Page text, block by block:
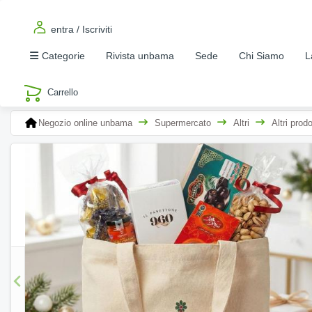
entra / Iscriviti
Categorie Rivista unbama Sede Chi Siamo
Negozio online unbama Supermercato Altri Altri